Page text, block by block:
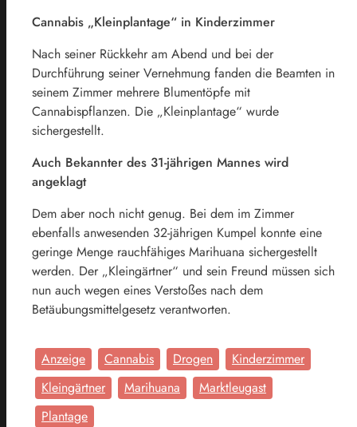
Cannabis „Kleinplantage“ in Kinderzimmer
Nach seiner Rückkehr am Abend und bei der
Durchführung seiner Vernehmung fanden die Beamten in
seinem Zimmer mehrere Blumentöpfe mit
Cannabispflanzen. Die „Kleinplantage“ wurde
sichergestellt.
Auch Bekannter des 31-jährigen Mannes wird
angeklagt
Dem aber noch nicht genug. Bei dem im Zimmer
ebenfalls anwesenden 32-jährigen Kumpel konnte eine
geringe Menge rauchfähiges Marihuana sichergestellt
werden. Der „Kleingärtner“ und sein Freund müssen sich
nun auch wegen eines Verstoßes nach dem
Betäubungsmittelgesetz verantworten.
Anzeige Cannabis Drogen
Kinderzimmer
Kleingärtner
Marihuana
Marktleugast
Plantage